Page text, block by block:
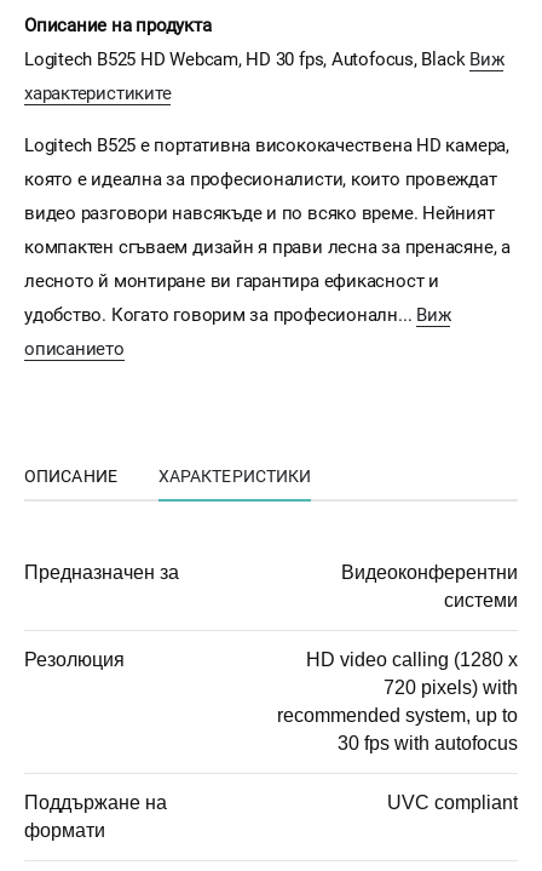
Описание на продукта
Logitech B525 HD Webcam, HD 30 fps, Autofocus, Black Виж
характеристиките
Logitech B525 е портативна висококачествена HD камера,
която е идеална за професионалисти, които провеждат
видео разговори навсякъде и по всяко време. Нейният
компактен сгъваем дизайн я прави лесна за пренасяне, а
лесното й монтиране ви гарантира ефикасност и
удобство. Когато говорим за професионалн... Виж
описанието
ОПИСАНИЕ ХАРАКТЕРИСТИКИ
Предназначен за
Видеоконферентни
системи
Резолюция
HD video calling (1280 x
720 pixels) with
recommended system, up to
30 fps with autofocus
Поддържане на
формати
UVC compliant